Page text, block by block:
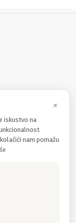
×
iskustvo na
nam pomažu